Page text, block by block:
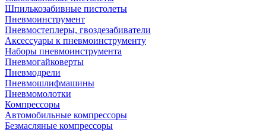
Шпилькозабивные пистолеты
Пневмоинструмент
Пневмостеплеры, гвоздезабиватели
Аксессуары к пневмоинструменту
Наборы пневмоинструмента
Пневмогайковерты
Пневмодрели
Пневмошлифмашины
Пневмомолотки
Компрессоры
Автомобильные компрессоры
Безмасляные компрессоры